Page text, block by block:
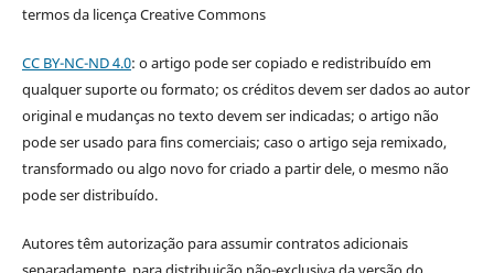
termos da licença Creative Commons
CC BY-NC-ND 4.0: o artigo pode ser copiado e redistribuído em
qualquer suporte ou formato; os créditos devem ser dados ao autor
original e mudanças no texto devem ser indicadas; o artigo não
pode ser usado para fins comerciais; caso o artigo seja remixado,
transformado ou algo novo for criado a partir dele, o mesmo não
pode ser distribuído.
Autores têm autorização para assumir contratos adicionais